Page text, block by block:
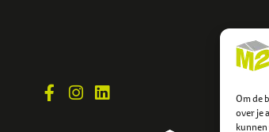
Om de
over je
kunnen